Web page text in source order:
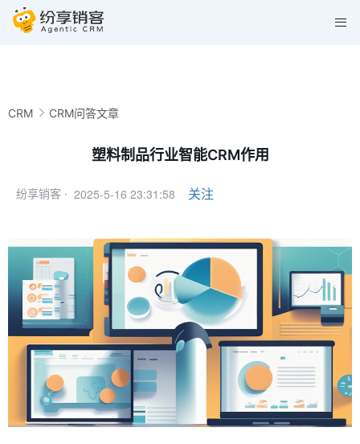
CRM CRM问答文章
塑料制品行业智能CRM作用
纷享销客 · 2025-5-16 23:31:58 关注